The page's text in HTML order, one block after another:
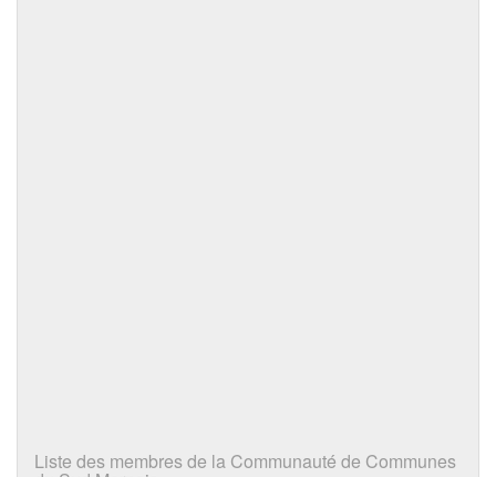
Liste des membres de la Communauté de Communes